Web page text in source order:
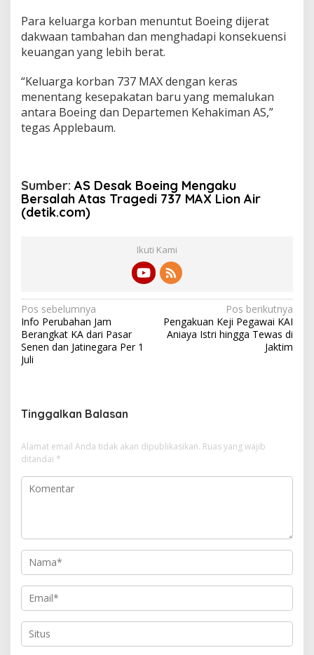
Para keluarga korban menuntut Boeing dijerat
dakwaan tambahan dan menghadapi konsekuensi
keuangan yang lebih berat.
“Keluarga korban 737 MAX dengan keras
menentang kesepakatan baru yang memalukan
antara Boeing dan Departemen Kehakiman AS,”
tegas Applebaum.
Sumber: AS Desak Boeing Mengaku
Bersalah Atas Tragedi 737 MAX Lion Air
(detik.com)
Ikuti Kami
N
a
v
i
a
i
p
o
Pos sebelumnya
Info Perubahan Jam
Berangkat KA dari Pasar
Senen dan Jatinegara Per 1
Juli
Pos berikutnya
Pengakuan Keji Pegawai KAI
Aniaya Istri hingga Tewas di
Jaktim
Tinggalkan Balasan
Alamat email Anda tidak akan dipublikasikan. Ruas yang wajib
ditandai *